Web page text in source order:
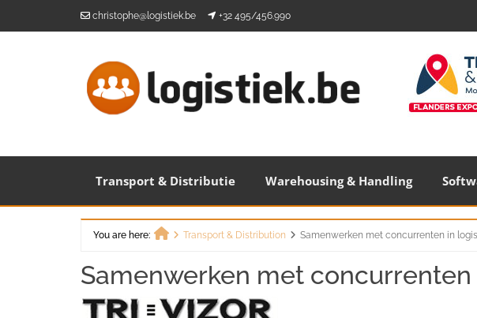
christophe@logistiek.be +32 495/456.990
Transport & Distributie Warehousing & Handling
You are here:
Transport & Distribution Samenwerken met concurrenten in
Samenwerken met